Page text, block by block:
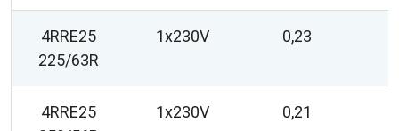
4RRE25
225/63R
1x230V 0,23
4RRE25
1x230V 0,21